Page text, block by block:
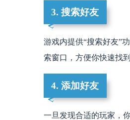
3. 搜索好友
游戏内提供“搜索好友”
索窗口，方便你快速找
4. 添加好友
一旦发现合适的玩家，